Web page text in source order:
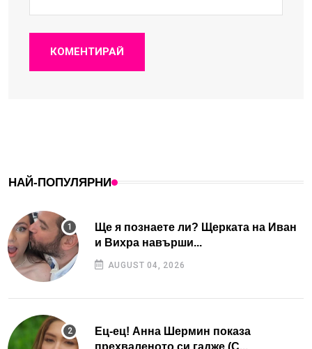
КОМЕНТИРАЙ
НАЙ-ПОПУЛЯРНИ
Ще я познаете ли? Щерката на Иван
и Вихра навърши...
AUGUST 04, 2026
Ец-ец! Анна Шермин показа
прехваленото си гадже (С...